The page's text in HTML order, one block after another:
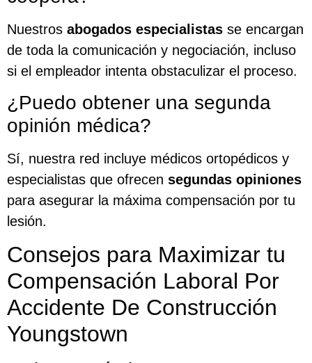
Nuestros abogados especialistas se encargan
de toda la comunicación y negociación, incluso
si el empleador intenta obstaculizar el proceso.
¿Puedo obtener una segunda
opinión médica?
Sí, nuestra red incluye médicos ortopédicos y
especialistas que ofrecen segundas opiniones
para asegurar la máxima compensación por tu
lesión.
Consejos para Maximizar tu
Compensación Laboral Por
Accidente De Construcción
Youngstown